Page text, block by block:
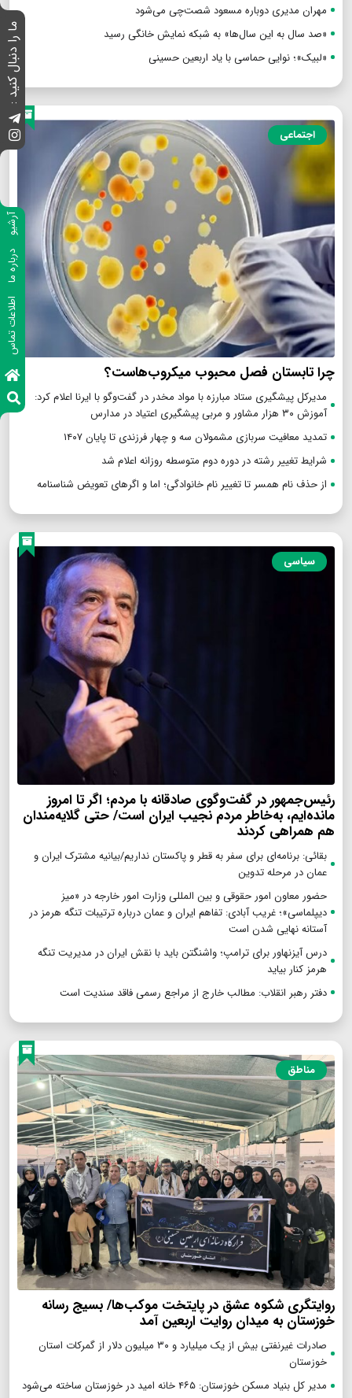
ما را دنبال کنید :
آرشیو
درباره ما
اطلاعات تماس
مهران مدیری دوباره مسعود شصت‌چی می‌شود
«صد سال به این سال‌ها» به شبکه نمایش خانگی رسید
«لبیک»؛ نوایی حماسی با یاد اربعین حسینی
اجتماعی
چرا تابستان فصل محبوب میکروب‌هاست؟
مدیرکل پیشگیری ستاد مبارزه با مواد مخدر در گفت‌وگو با ایرنا اعلام کرد:
آموزش ۳۰ هزار مشاور و مربی پیشگیری اعتیاد در مدارس
تمدید معافیت سربازی مشمولان سه و چهار فرزندی تا پایان ۱۴۰۷
شرایط تغییر رشته در دوره دوم متوسطه روزانه اعلام شد
از حذف نام همسر تا تغییر نام خانوادگی؛ اما و اگرهای تعویض شناسنامه
سیاسی
رئیس‌جمهور در گفت‌وگوی صادقانه با مردم؛ اگر تا امروز
مانده‌ایم، به‌خاطر مردم نجیب ایران است/ حتی گلایه‌مندان
هم همراهی کردند
بقائی: برنامه‌ای برای سفر به قطر و پاکستان نداریم/بیانیه مشترک ایران و
عمان در مرحله تدوین
حضور معاون امور حقوقی و بین المللی وزارت امور خارجه در «میز
دیپلماسی»؛ غریب آبادی: تفاهم ایران و عمان درباره ترتیبات تنگه هرمز در
آستانه نهایی شدن است
درس آیزنهاور برای ترامپ؛ واشنگتن باید با نقش ایران در مدیریت تنگه
هرمز کنار بیاید
دفتر رهبر انقلاب: مطالب خارج از مراجع رسمی فاقد سندیت است
مناطق
روایتگری شکوه عشق در پایتخت موکب‌ها/ بسیج رسانه
خوزستان به میدان روایت اربعین آمد
صادرات غیرنفتی بیش از یک میلیارد و ۳۰ میلیون دلار از گمرکات استان
خوزستان
مدیر کل بنیاد مسکن خوزستان: ۴۶۵ خانه امید در خوزستان ساخته می‌شود